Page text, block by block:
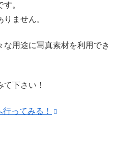
。
ません。
用途に写真素材を利用でき
下さい！
行ってみる！